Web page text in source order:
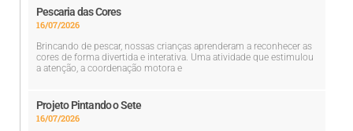
Pescaria das Cores
16/07/2026
Brincando de pescar, nossas crianças aprenderam a reconhecer as
cores de forma divertida e interativa. Uma atividade que estimulou
a atenção, a coordenação motora e
Projeto Pintando o Sete
16/07/2026